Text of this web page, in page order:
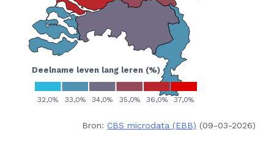
Bron: CBS microdata (EBB) (09-03-2026)